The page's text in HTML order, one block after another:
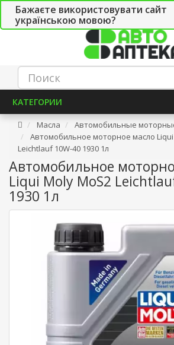
Бажаєте використовувати сайт
українською мовою?
СТО
КАТЕГОРИИ
Масла
Автомобильные
Автомобильное моторное масло
Leichtlauf 10W-40 1930 1л
Автомобильное
Liqui Moly MoS2
1930 1л